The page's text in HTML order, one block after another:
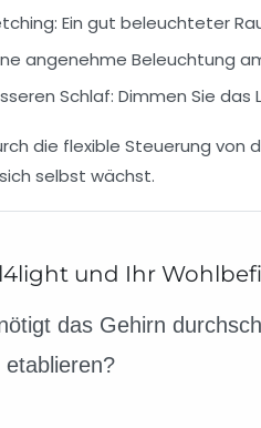
Ein gut beleuchteter
angenehme Beleuchtung
Schlaf: Dimmen Sie das
die flexible Steuerung
selbst wächst.
und Ihr
das Gehirn